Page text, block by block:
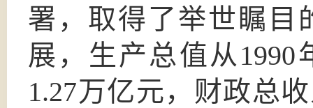
署，取得了举世瞩目
展，生产总值从1990
1.27万亿元，财政总